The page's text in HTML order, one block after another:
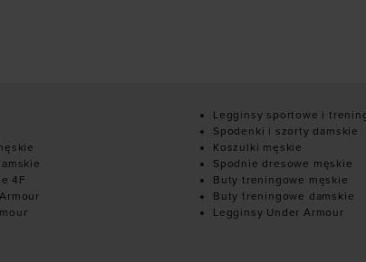
4F
Legginsy sportowe i
Spodenki i szorty damskie
Koszulki męskie
Spodnie dresowe męskie
Buty treningowe męskie
Buty treningowe damskie
Legginsy Under Armour